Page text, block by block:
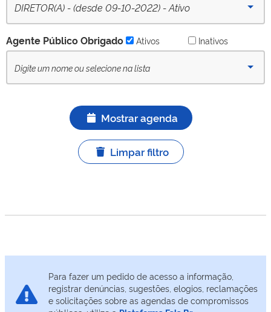
DIRETOR(A) - (desde 09-10-2022) - Ativo
Agente Público Obrigado Ativos Inativos
Mostrar agenda
Limpar filtro
Para fazer um pedido de acesso a informação,
registrar denúncias, sugestões, elogios, reclamações
e solicitações sobre as agendas de compromissos